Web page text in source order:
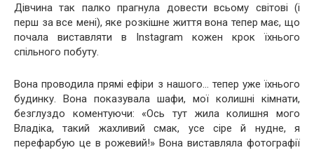
Дівчина так палко прагнула довести всьому світові (і
перш за все мені), яке розкішне життя вона тепер має, що
почала виставляти в Instagram кожен крок їхнього
спільного побуту.
Вона проводила прямі ефіри з нашого… тепер уже їхнього
будинку. Вона показувала шафи, мої колишні кімнати,
безглуздо коментуючи: «Ось тут жила колишня мого
Владіка, такий жахливий смак, усе сіре й нудне, я
перефарбую це в рожевий!» Вона виставляла фотографії